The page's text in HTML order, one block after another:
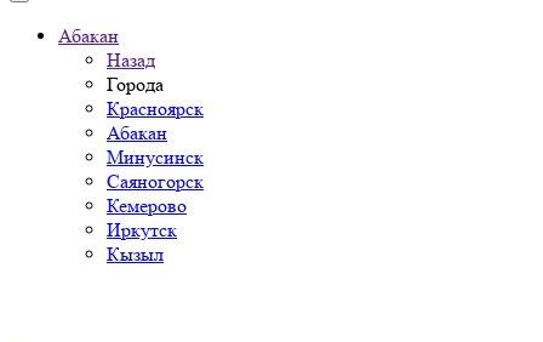
Абакан
Назад
Города
Красноярск
Абакан
Минусинск
Саяногорск
Кемерово
Иркутск
Кызыл